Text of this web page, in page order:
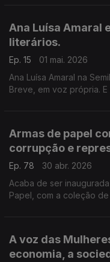
Ana Luísa Amaral
literários.
Ep. 15
01 mai. 2026
Ana Luísa Amaral na
Breve, em voz própria.
Armas de papel
corrupção e
Ep. 78
30 abr. 2026
Acaba de ser
Papel, com a coleção
A voz das
economia, a